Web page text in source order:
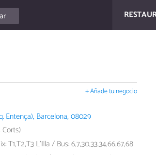
+ Añade tu negocio
Entença), Barcelona, 08029
T1,T2,T3 L'Illa / Bus: 6,7,30,33,34,66,67,68